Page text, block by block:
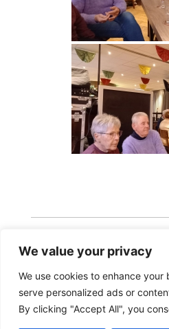
We value your privacy
We use cookies to enhance your
serve personalized ads or
By clicking "Accept All", you
Copyright 2026 ·